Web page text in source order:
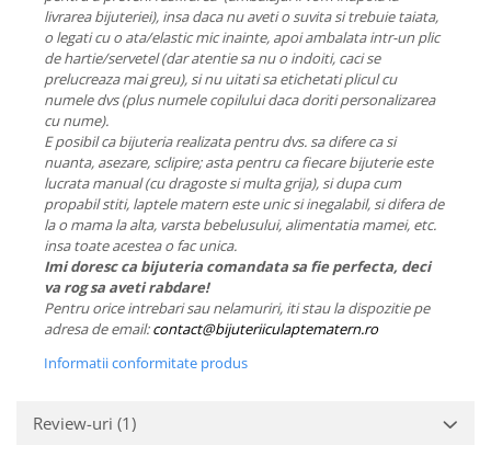
livrarea bijuteriei), insa daca nu aveti o suvita si trebuie taiata,
o legati cu o ata/elastic mic inainte, apoi ambalata intr-un plic
de hartie/servetel (dar atentie sa nu o indoiti, caci se
prelucreaza mai greu), si nu uitati sa etichetati plicul cu
numele dvs (plus numele copilului daca doriti personalizarea
cu nume).
E posibil ca bijuteria realizata pentru dvs. sa difere ca si
nuanta, asezare, sclipire; asta pentru ca fiecare bijuterie este
lucrata manual (cu dragoste si multa grija), si dupa cum
propabil stiti, laptele matern este unic si inegalabil, si difera de
la o mama la alta, varsta bebelusului, alimentatia mamei, etc.
insa toate acestea o fac unica.
Imi doresc ca bijuteria comandata sa fie perfecta, deci
va rog sa aveti rabdare!
Pentru orice intrebari sau nelamuriri, iti stau la dispozitie pe
adresa de email:contact@bijuteriiculaptematern.ro
Informatii conformitate produs
Review-uri (1)